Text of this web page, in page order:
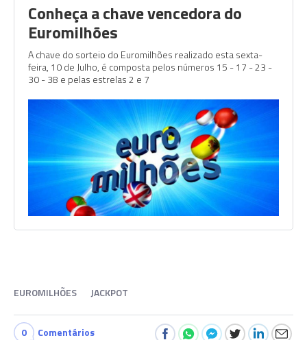
Conheça a chave vencedora do
Euromilhões
A chave do sorteio do Euromilhões realizado esta sexta-
feira, 10 de Julho, é composta pelos números 15 - 17 - 23 -
30 - 38 e pelas estrelas 2 e 7
EUROMILHÕES JACKPOT
0 Comentários